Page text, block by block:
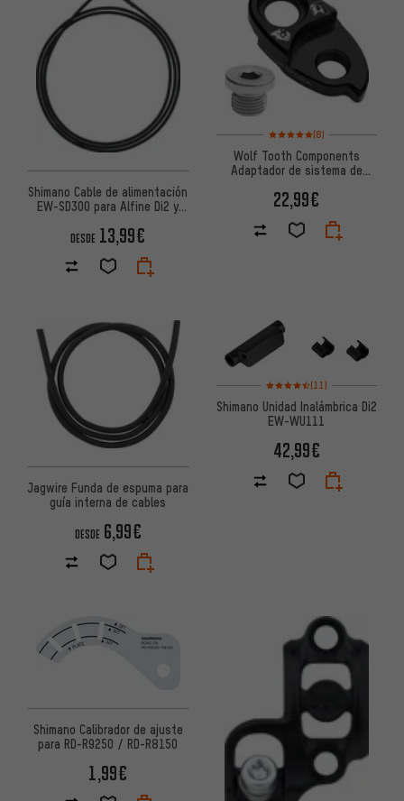
Shimano Cable de alimentación
EW-SD300 para Alfine Di2 y
DESDE 13,99€
Valoración media: 5 de 5
(8)
Wolf Tooth Components
Adaptador de sistema de
22,99€
Jagwire Funda de espuma para
guía interna de cables
DESDE 6,99€
Valoración media: 4,5 de 5
(11)
Shimano Unidad Inalámbrica Di2
EW-WU111
42,99€
Shimano Calibrador de ajuste
para RD-R9250 / RD-R8150
1,99€